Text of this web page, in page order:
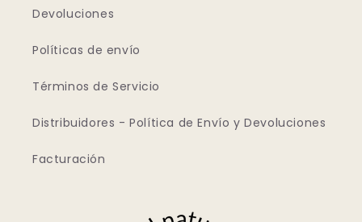
Devoluciones
Políticas de envío
Términos de Servicio
Distribuidores - Política de Envío y Devoluciones
Facturación